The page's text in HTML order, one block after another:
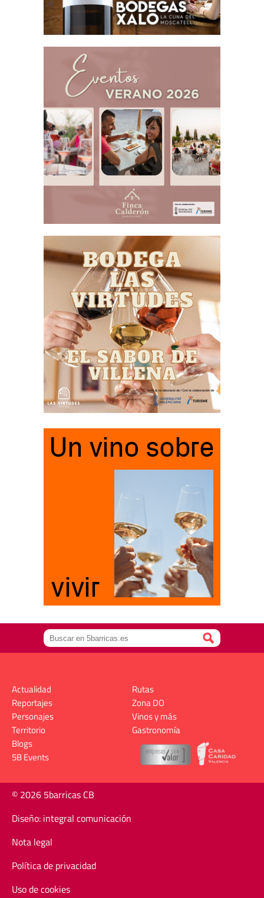
Actualidad
Reportajes
Personajes
Territorio
Rutas
Zona DO
Vinos y más
Gastronomía
Blogs
5B Events
© 2026 5barricas CB
Diseño: integral comunicación
Nota legal
Política de privacidad
Uso de cookies